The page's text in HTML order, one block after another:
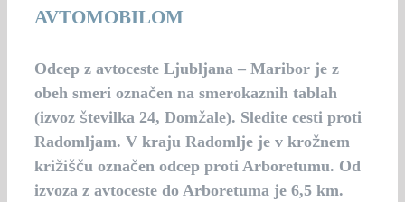
AVTOMOBILOM
Odcep z avtoceste Ljubljana – Maribor je z
obeh smeri označen na smerokaznih tablah
(izvoz številka 24, Domžale). Sledite cesti proti
Radomljam. V kraju Radomlje je v krožnem
križišču označen odcep proti Arboretumu. Od
izvoza z avtoceste do Arboretuma je 6,5 km.